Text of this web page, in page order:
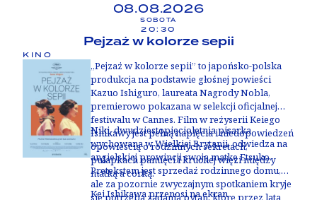
08.08.2026
SOBOTA
20:30
Pejzaż w kolorze sepii
KINO
„Pejzaż w kolorze sepii” to japońsko-polska
produkcja na podstawie głośnej powieści
Kazuo Ishiguro, laureata Nagrody Nobla,
premierowo pokazana w selekcji oficjalnej
festiwalu w Cannes. Film w reżyserii Keiego
Ishikawy jest pełną napięcia i niedopowiedzeń
opowieścią o rodzinnych sekretach,
pułapkach pamięci i kruchej więzi między
matką a córką.
Niki, dwudziestopięcioletnia pisarka
wychowana w Wielkiej Brytanii, odwiedza na
angielskiej prowincji swoją matkę Etsuko.
Pretekstem jest sprzedaż rodzinnego domu,
ale za pozornie zwyczajnym spotkaniem kryje
się potrzeba zadania pytań, które przez lata
Kei Ishikawa przenosi na ekran